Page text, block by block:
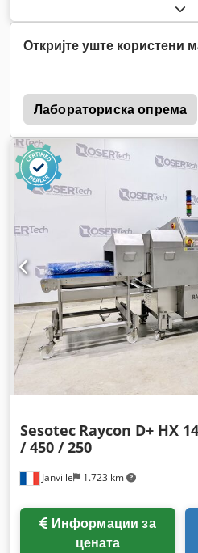
Откријте уште користени
Лабораториска опрема
Janville 1.723 km
Sesotec Raycon D+ HX
/ 450 / 250
цената